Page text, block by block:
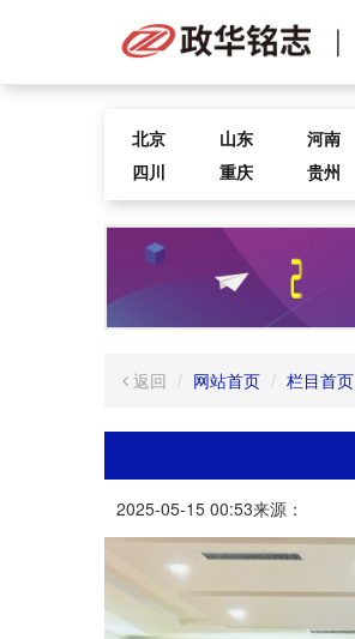
北京 山东 河南
四川
重庆 贵州
返回 网站首页 栏目首页
2025-05-15 00:53来源：